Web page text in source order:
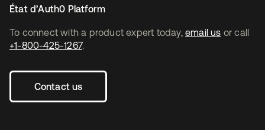
To connect with a product expert today, email us or call
+1-800-425-1267.
Contact us
État d’Auth0 Platform